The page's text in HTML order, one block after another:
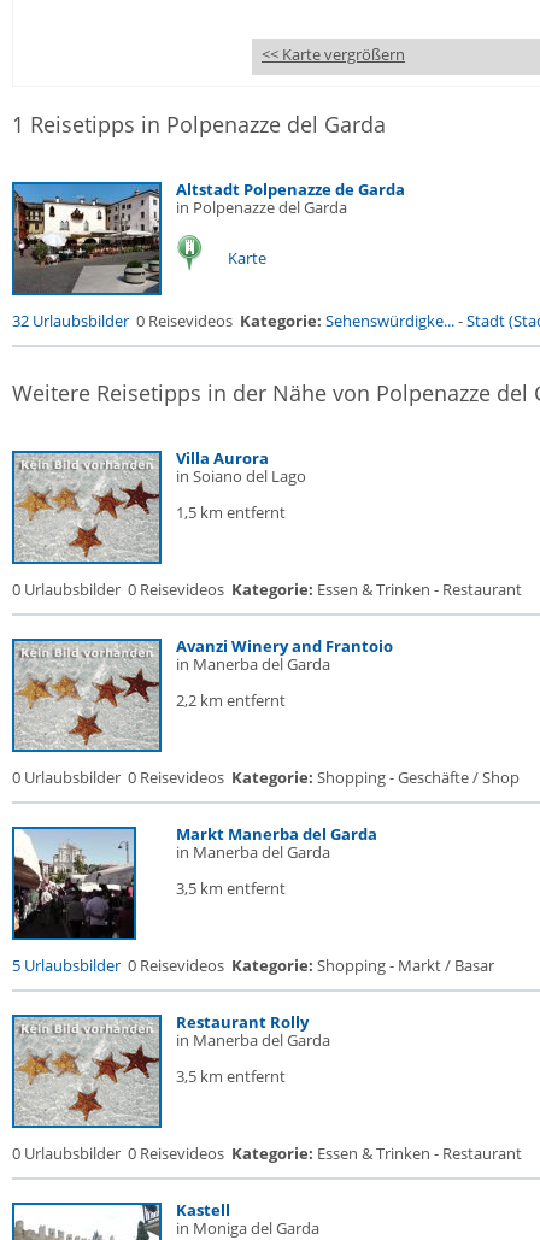
<< Karte vergrößern
1 Reisetipps in Polpenazze del Garda
Altstadt Polpenazze de Garda
in Polpenazze del Garda
Karte
32 Urlaubsbilder 0 Reisevideos Kategorie: Sehenswürdigke...-Stadt
Weitere Reisetipps in der Nähe von Polpenazze del
Villa Aurora
in Soiano del Lago
1,5 km entfernt
0 Urlaubsbilder 0 Reisevideos Kategorie: Essen & Trinken - Restaurant
Avanzi Winery and Frantoio
in Manerba del Garda
2,2 km entfernt
0 Urlaubsbilder 0 Reisevideos Kategorie: Shopping - Geschäfte / Shop
Markt Manerba del Garda
in Manerba del Garda
3,5 km entfernt
5 Urlaubsbilder 0 Reisevideos Kategorie: Shopping - Markt / Basar
Restaurant Rolly
in Manerba del Garda
3,5 km entfernt
0 Urlaubsbilder 0 Reisevideos Kategorie: Essen & Trinken - Restaurant
Kastell
in Moniga del Garda